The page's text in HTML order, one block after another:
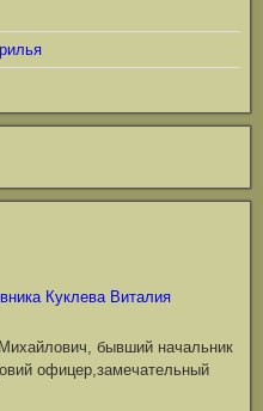
Куклева Виталия
бывший начальник
офицер,замечательный